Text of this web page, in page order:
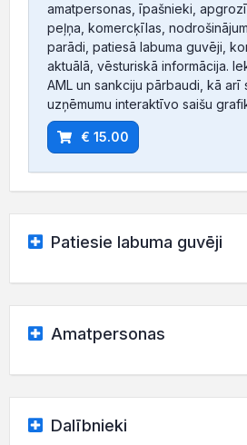
amatpersonas, īpašnieki,
peļņa, komercķīlas,
parādi, patiesā labuma guvēji,
aktuālā, vēsturiskā informācija.
AML un sankciju pārbaudi, kā arī
uzņēmumu interaktīvo saišu
€ 15.00
Patiesie labuma guvēji
Amatpersonas
Dalībnieki